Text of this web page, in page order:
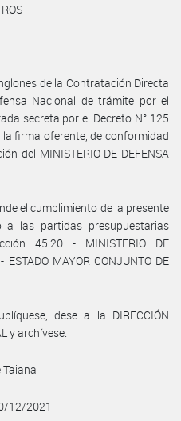
de la Contratación Directa
Nacional de trámite por el
secreta por el Decreto N° 125
firma oferente, de conformidad
del MINISTERIO DE DEFENSA
el cumplimiento de la presente
las partidas presupuestarias
45.20 - MINISTERIO DE
MAYOR CONJUNTO DE
dese a la DIRECCIÓN
y archívese.
12/2021